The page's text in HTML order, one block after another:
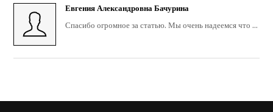
Евгения Александровна Бачурина
Спасибо огромное за статью. Мы очень надеемся что ...